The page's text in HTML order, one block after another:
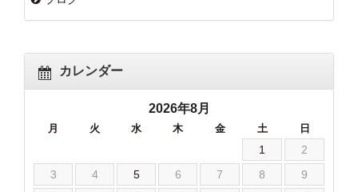
カレンダー
2026年8月
月 火 水 木 金 土 日
1
2
3
4 5 6 7 8
9